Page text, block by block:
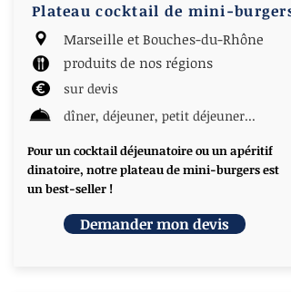
Plateau cocktail de mini-burgers
Marseille et Bouches-du-Rhône
produits de nos régions
sur devis
dîner, déjeuner, petit déjeuner...
Pour un cocktail déjeunatoire ou un apéritif
dinatoire, notre plateau de mini-burgers est
un best-seller !
Demander mon devis